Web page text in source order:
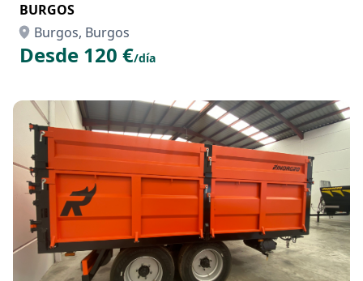
BURGOS
Burgos, Burgos
Desde 120 €/día